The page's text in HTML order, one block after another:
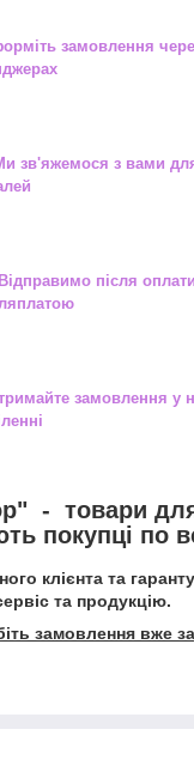
замовлення
зв'яжемося з вами
після
замовлення у
" - товари
покупці по
клієнта та
та продукцію.
замовлення вже